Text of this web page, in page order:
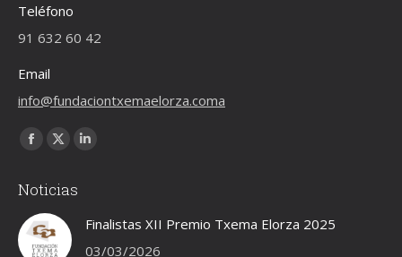
Teléfono
91 632 60 42
Email
info@fundaciontxemaelorza.coma
Encuéntranos en:
Facebook
opens
in
new
X
opens
in
new
Linkedin
in
Noticias
Finalistas XII Premio Txema Elorza 2025
03/03/2026